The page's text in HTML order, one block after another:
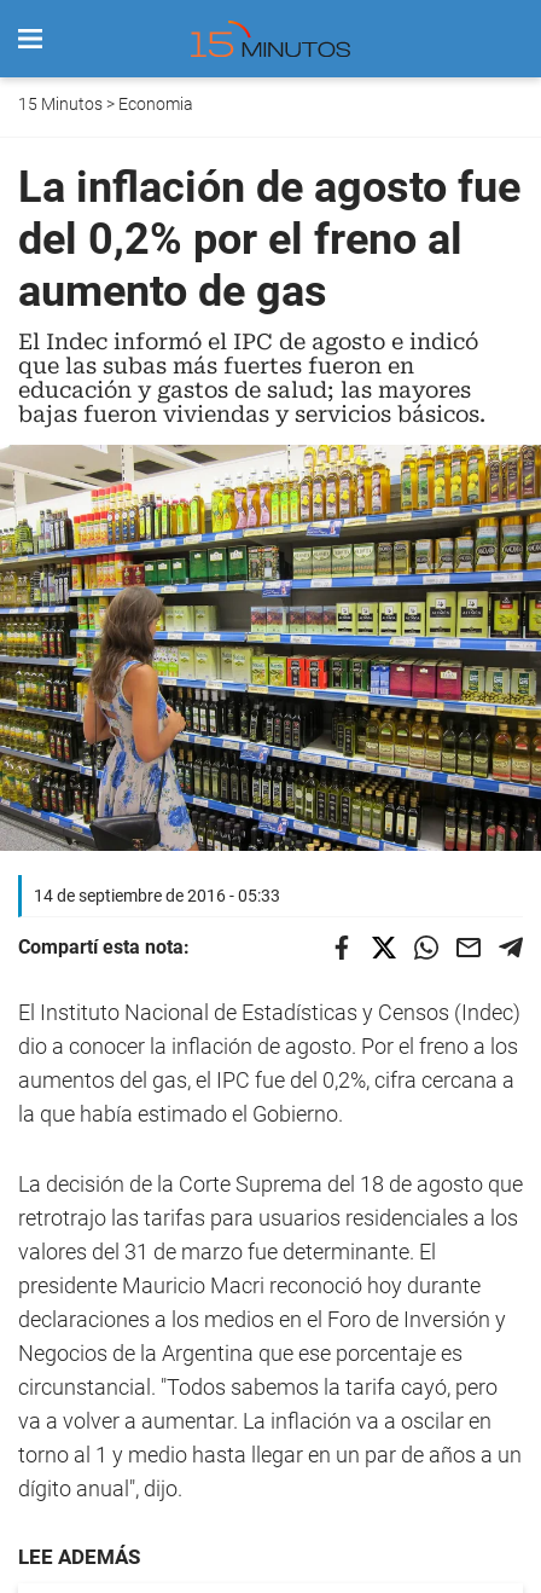
15 Minutos> Economia
La inflación de agosto fue
del 0,2% por el freno al
aumento de gas
El Indec informó el IPC de agosto e indicó
que las subas más fuertes fueron en
educación y gastos de salud; las mayores
bajas fueron viviendas y servicios básicos.
14 de septiembre de 2016 - 05:33
Compartí esta nota:
El Instituto Nacional de Estadísticas y Censos (Indec)
dio a conocer la inflación de agosto. Por el freno a los
aumentos del gas, el IPC fue del 0,2%, cifra cercana a
la que había estimado el Gobierno.
La decisión de la Corte Suprema del 18 de agosto que
retrotrajo las tarifas para usuarios residenciales a los
valores del 31 de marzo fue determinante. El
presidente Mauricio Macri reconoció hoy durante
declaraciones a los medios en el Foro de Inversión y
Negocios de la Argentina que ese porcentaje es
circunstancial. "Todos sabemos la tarifa cayó, pero
va a volver a aumentar. La inflación va a oscilar en
torno al 1 y medio hasta llegar en un par de años a un
dígito anual", dijo.
LEE ADEMÁS